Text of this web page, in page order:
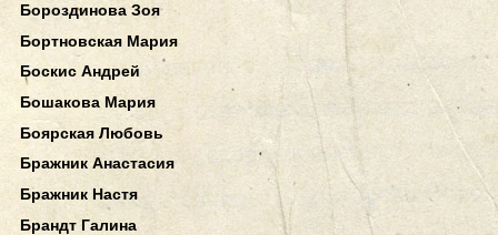
Бороздинова Зоя
Бортновская Мария
Боскис Андрей
Бошакова Мария
Боярская Любовь
Бражник Анастасия
Бражник Настя
Брандт Галина